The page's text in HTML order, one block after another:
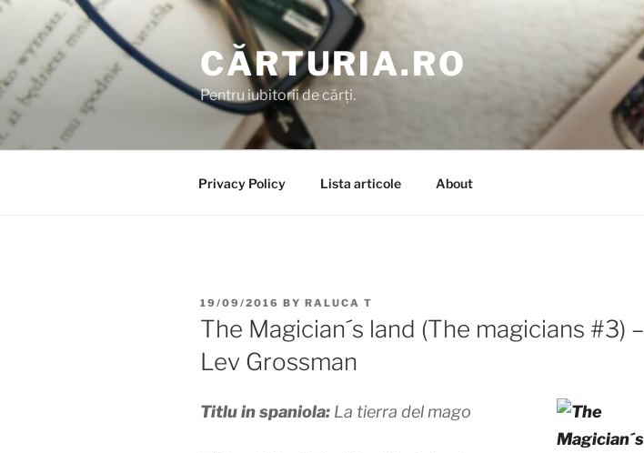
Skip
content
CĂRTURIA.RO
Pentru iubitorii de cărți.
Privacy Policy Lista articole About
POSTED
ON
19/09/2016 BY RALUCA T
The Magician´s land (The magicians #3) –
Lev Grossman
Titlu in spaniola: La tierra del mago